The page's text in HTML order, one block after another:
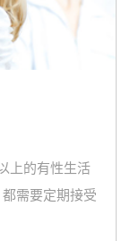
上的有性生活
需要定期接受